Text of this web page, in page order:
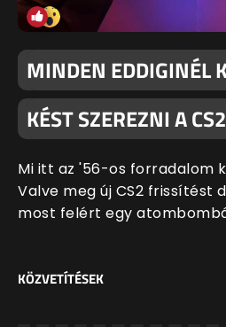
MINDEN EDDIGINÉL
KÉST SZEREZNI A
Mi itt az '56-os forradalom
Valve meg új CS2 frissítést
most felért egy
KÖZVETÍTÉSEK